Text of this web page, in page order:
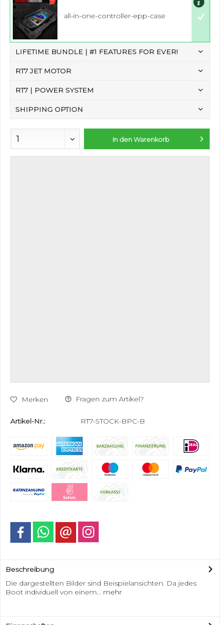
all-in-one-controller-epp-case
LIFETIME BUNDLE | #1 FEATURES FOR EVER!
RT7 JET MOTOR
RT7 | POWER SYSTEM
SHIPPING OPTION
In denWarenkorb
Merken Fragen zum Artikel?
Artikel-Nr.: RT7-STOCK-BPC-B
Beschreibung
Die dargestellten Bilder sind Beispielansichten. Da jedes
Boot individuell von einem... mehr